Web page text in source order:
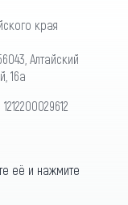
края
Алтайский
16а
её и нажмите